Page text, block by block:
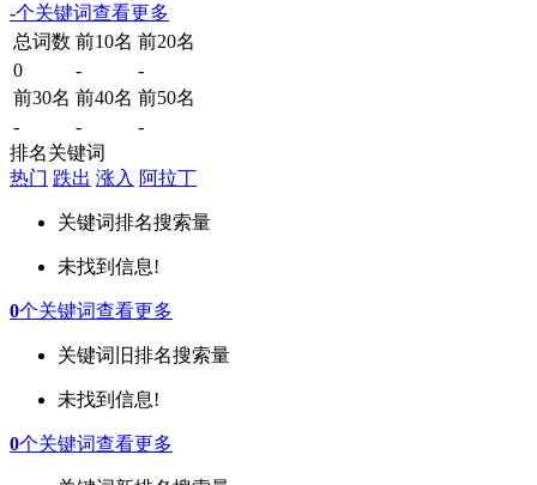
-个关键词查看更多
总词数 前10名 前20名
0
-
-
前30名 前40名 前50名
-
-
-
排名关键词
热门 跌出 涨入 阿拉丁
关键词排名搜索量
未找到信息!
0个关键词查看更多
关键词 旧排名搜索量
未找到信息!
0个关键词查看更多